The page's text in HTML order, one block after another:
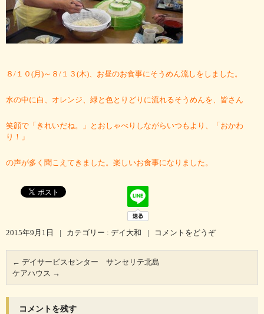
８/１０(月)～８/１３(木)、お昼のお食事にそうめん流しをしました。
水の中に白、オレンジ、緑と色とりどりに流れるそうめんを、皆さん
笑顔で「きれいだね。」とおしゃべりしながらいつもより、「おかわ
り！」
の声が多く聞こえてきました。楽しいお食事になりました。
2015年9月1日 | カテゴリー : デイ大和 | コメントをどうぞ
← デイサービスセンター サンセリテ北島
ケアハウス →
コメントを残す